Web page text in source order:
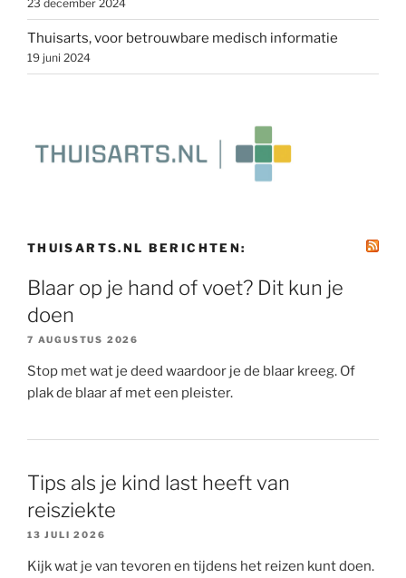
23 december 2024
Thuisarts, voor betrouwbare medisch informatie
19 juni 2024
THUISARTS.NL BERICHTEN:
Blaar op je hand of voet? Dit kun je
doen
7 AUGUSTUS 2026
Stop met wat je deed waardoor je de blaar kreeg. Of
plak de blaar af met een pleister.
Tips als je kind last heeft van
reisziekte
13 JULI 2026
Kijk wat je van tevoren en tijdens het reizen kunt doen.